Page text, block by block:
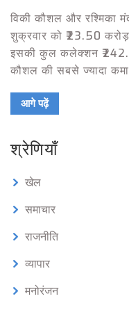
विकी कौशल और रश्मिका
शुक्रवार को ₹23.50
इसकी कुल कलेक्शन
कौशल की सबसे ज्यादा
करोड़ हो गई है। फिल्म
आगे पढ़ें
श्रेणियाँ
खेल
समाचार
राजनीति
व्यापार
मनोरंजन